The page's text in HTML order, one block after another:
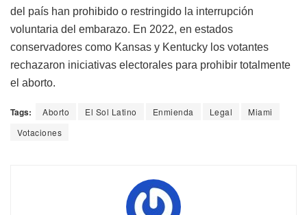
del país han prohibido o restringido la interrupción
voluntaria del embarazo. En 2022, en estados
conservadores como Kansas y Kentucky los votantes
rechazaron iniciativas electorales para prohibir totalmente
el aborto.
Tags: Aborto El Sol Latino Enmienda Legal
Miami
Votaciones